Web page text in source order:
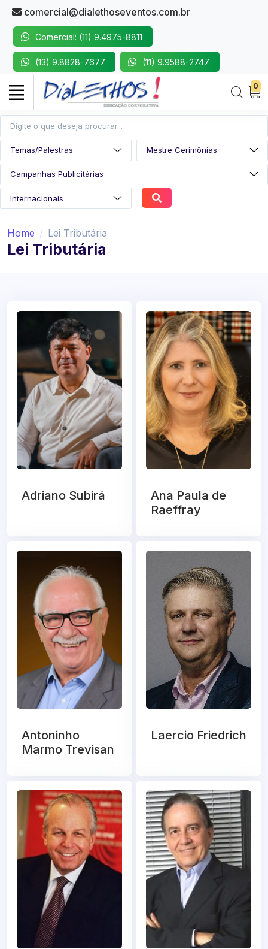
comercial@dialethoseventos.com.br
Comercial: (11) 9.4975-8811
(13) 9.8828-7677 (11) 9.9588-2747
0
Home Lei Tributária
Lei Tributária
Adriano Subirá
Ana Paula de
Raeffray
Antoninho
Marmo Trevisan
Laercio Friedrich